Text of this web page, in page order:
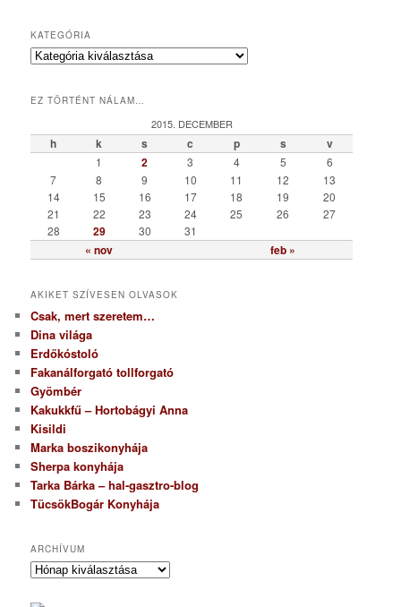
KATEGÓRIA
K
e
ó
r
EZ TÖRTÉNT NÁLAM…
2015. DECEMBER
h k s c p s v
« nov feb »
1 2 3 4 5
6
7
8 9 10 11 12
13
14
15 16 17 18 19
20
21
22 23 24 25 26
27
28
29 30 31
AKIKET SZÍVESEN OLVASOK
Csak, mert szeretem…
Dina világa
Erdőkóstoló
Fakanálforgató tollforgató
Gyömbér
Kakukkfű – Hortobágyi Anna
Kisildi
Marka boszikonyhája
Sherpa konyhája
Tarka Bárka – hal-gasztro-blog
TücsökBogár Konyhája
ARCHÍVUM
A
c